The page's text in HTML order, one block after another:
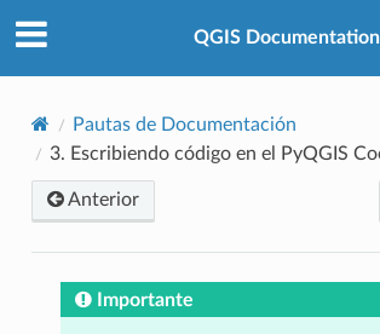
QGIS Documentation
Pautas de Documentación
3. Escribiendo código en el PyQGIS
Anterior
Importante